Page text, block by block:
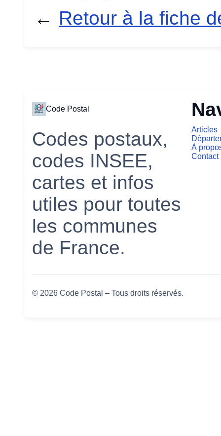
← Retour à la fiche
Code Postal
Codes postaux,
codes INSEE,
cartes et infos
utiles pour toutes
les communes
de France.
Articles
À
Contact
© 2026 Code Postal – Tous droits réservés.